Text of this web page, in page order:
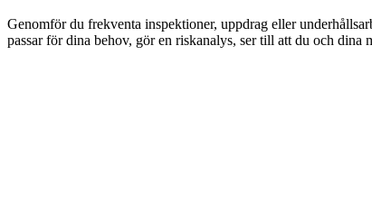
Genomför du frekventa inspektioner, uppdrag eller
passar för dina behov, gör en riskanalys, ser till att du och